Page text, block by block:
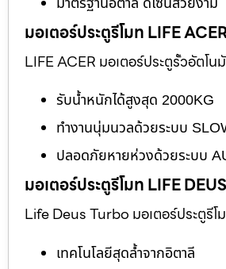
มอเตอร์ประตูรีโมท LIFE
LIFE ACER มอเตอร์ประตูรั้วอัตโ
รับน้ำหนักได้สูงสุด 2000KG
ทำงานนุ่มนวลด้วยระบบ
ปลอดภัยหายห่วงด้วยระบบ
มอเตอร์ประตูรีโมท LIFE DEUS
Life Deus Turbo มอเตอร์ประตูรี
เทคโนโลยีสุดล้ำจากอิตาลี